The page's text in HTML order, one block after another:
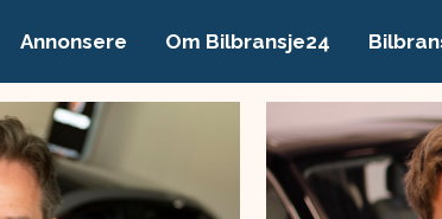
Annonsere Om Bilbransje24